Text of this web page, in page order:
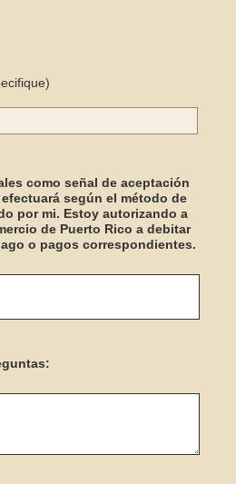
como señal de aceptación
según el método de
autorizando a
de Puerto Rico a debitar
o pagos correspondientes.